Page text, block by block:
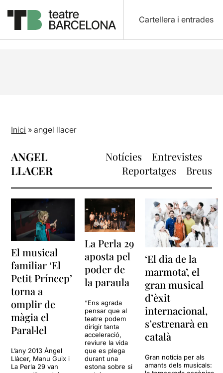
Cartellera i entrades
Inici »angel llacer
ANGEL
LLACER
Notícies
Entrevistes
Reportatges
Breus
El musical
familiar ‘El
Petit Príncep’
torna a
omplir de
màgia el
Paral·lel
L’any 2013 Àngel
Llàcer, Manu Guix i
La Perla 29 van
La Perla 29
aposta pel
poder de
la paraula
“Ens agrada
pensar que al
teatre podem
dirigir tanta
acceleració,
reviure la vida
que es plega
durant una
estona sobre si
‘El dia de la
marmota’, el
gran musical
d’èxit
internacional,
s’estrenarà en
català
Gran notícia per als
amants dels musicals: